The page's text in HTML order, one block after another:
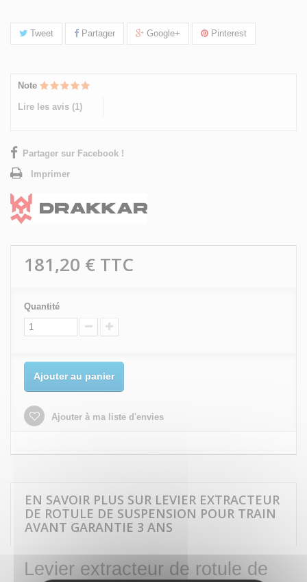
Tweet Partager Google+ Pinterest
Note
Lire les avis (1)
Partager sur Facebook !
Imprimer
181,20 € TTC
Quantité
Ajouter au panier
Ajouter à ma liste d'envies
EN SAVOIR PLUS SUR LEVIER EXTRACTEUR
DE ROTULE DE SUSPENSION POUR TRAIN
AVANT GARANTIE 3 ANS
Levier extracteur de rotule de